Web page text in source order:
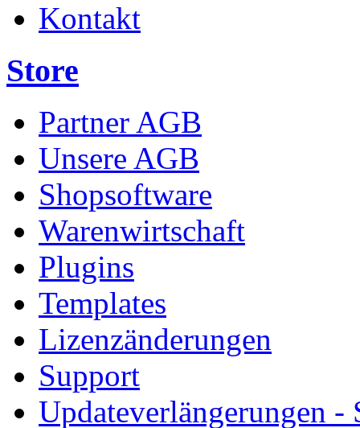
Kontakt
Store
Partner AGB
Unsere AGB
Shopsoftware
Warenwirtschaft
Plugins
Templates
Lizenzänderungen
Support
Updateverlängerungen -